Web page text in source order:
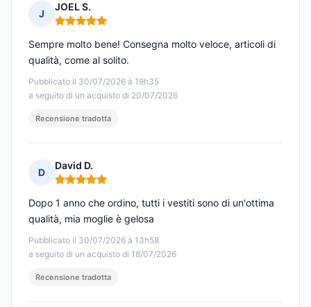
J
JOEL S.
Nota: 5 su 5
Pubblicato il 30/07/2026 à 19h35
a seguito di un acquisto di 20/07/2026
Sempre molto bene! Consegna molto veloce, articoli di
qualità, come al solito.
Recensione tradotta
D
David D.
Nota: 5 su 5
Pubblicato il 30/07/2026 à 13h58
a seguito di un acquisto di 18/07/2026
Dopo 1 anno che ordino, tutti i vestiti sono di un'ottima
qualità, mia moglie è gelosa
Recensione tradotta